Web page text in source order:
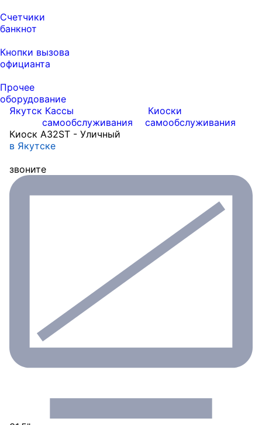
Счетчики
банкнот
Кнопки вызова
официанта
Прочее
оборудование
Якутск Кассы
самообслуживания
Киоски
самообслуживания
Киоск A32ST - Уличный
в Якутске
звоните